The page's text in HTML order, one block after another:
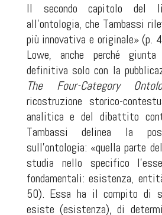
Il secondo capitolo del
all’ontologia, che Tambassi
più innovativa e originale»
Lowe, anche perché
definitiva solo con la
The Four-Category
ricostruzione storico-
analitica e del dibattito
Tambassi delinea la
sull’ontologia: «quella parte
studia nello specifico
fondamentali: esistenza,
50). Essa ha il compito di
esiste (esistenza), di